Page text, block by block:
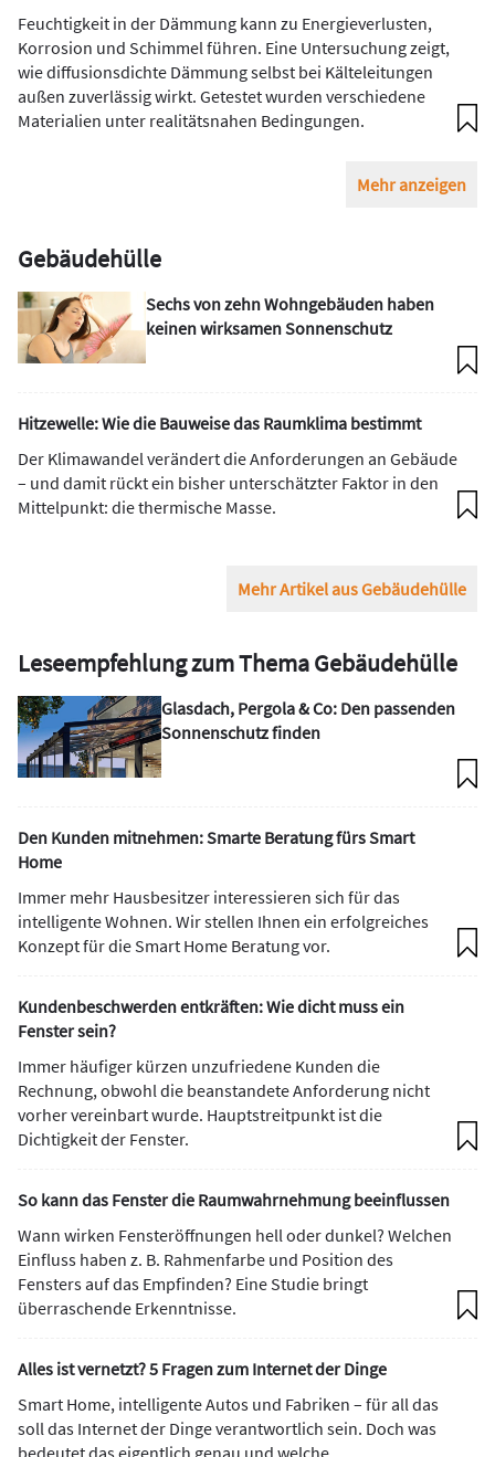
Feuchtigkeit in der Dämmung kann zu Energieverlusten,
Korrosion und Schimmel führen. Eine Untersuchung zeigt,
wie diffusionsdichte Dämmung selbst bei Kälteleitungen
außen zuverlässig wirkt. Getestet wurden verschiedene
Materialien unter realitätsnahen Bedingungen.
Mehr anzeigen
Gebäudehülle
Sechs von zehn Wohngebäuden haben
keinen wirksamen Sonnenschutz
Hitzewelle: Wie die Bauweise das Raumklima bestimmt
Der Klimawandel verändert die Anforderungen an Gebäude
– und damit rückt ein bisher unterschätzter Faktor in den
Mittelpunkt: die thermische Masse.
Mehr Artikel aus Gebäudehülle
Leseempfehlung zum Thema Gebäudehülle
Glasdach, Pergola & Co: Den passenden
Sonnenschutz finden
Den Kunden mitnehmen: Smarte Beratung fürs Smart
Home
Immer mehr Hausbesitzer interessieren sich für das
intelligente Wohnen. Wir stellen Ihnen ein erfolgreiches
Konzept für die Smart Home Beratung vor.
Kundenbeschwerden entkräften: Wie dicht muss ein
Fenster sein?
Immer häufiger kürzen unzufriedene Kunden die
Rechnung, obwohl die beanstandete Anforderung nicht
vorher vereinbart wurde. Hauptstreitpunkt ist die
Dichtigkeit der Fenster.
So kann das Fenster die Raumwahrnehmung beeinflussen
Wann wirken Fensteröffnungen hell oder dunkel? Welchen
Einfluss haben z. B. Rahmenfarbe und Position des
Fensters auf das Empfinden? Eine Studie bringt
überraschende Erkenntnisse.
Alles ist vernetzt? 5 Fragen zum Internet der Dinge
Smart Home, intelligente Autos und Fabriken – für all das
soll das Internet der Dinge verantwortlich sein. Doch was
bedeutet das eigentlich genau und welche